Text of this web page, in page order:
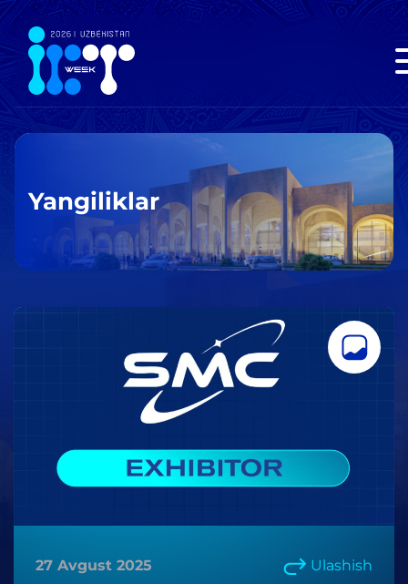
Yangiliklar
27 Avgust 2025 Ulashish